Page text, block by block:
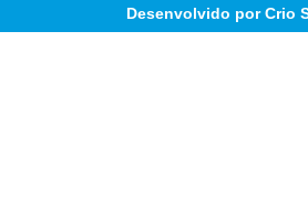
Desenvolvido por Crio